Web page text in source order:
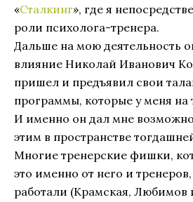
«Сталкинг», где я
роли психолога-тренера.
Дальше на мою деятельность
влияние Николай Иванович
пришел и предъявил свои
программы, которые у меня на
И именно он дал мне
этим в пространстве
Многие тренерские фишки,
это именно от него и
работали (Крамская,